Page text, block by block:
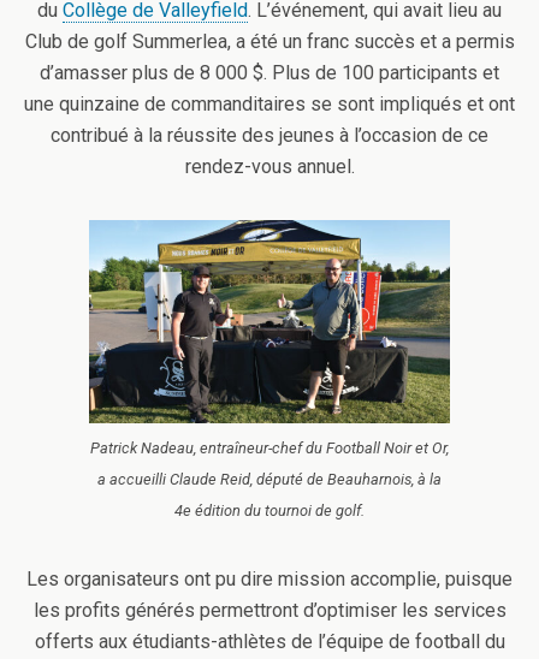
du Collège de Valleyfield. L’événement, qui avait lieu au
Club de golf Summerlea, a été un franc succès et a permis
d’amasser plus de 8 000 $. Plus de 100 participants et
une quinzaine de commanditaires se sont impliqués et ont
contribué à la réussite des jeunes à l’occasion de ce
rendez-vous annuel.
Patrick Nadeau, entraîneur-chef du Football Noir et Or,
a accueilli Claude Reid, député de Beauharnois, à la
4e édition du tournoi de golf.
Les organisateurs ont pu dire mission accomplie, puisque
les profits générés permettront d’optimiser les services
offerts aux étudiants-athlètes de l’équipe de football du